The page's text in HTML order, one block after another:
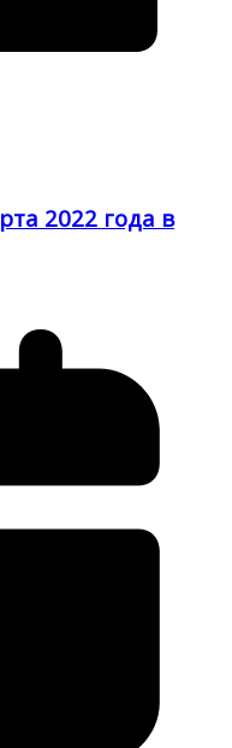
2022 года в